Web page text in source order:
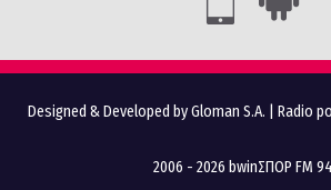
Designed & Developed by Gloman S.A. Radio
2006 - 2026 bwinΣΠΟΡ FM